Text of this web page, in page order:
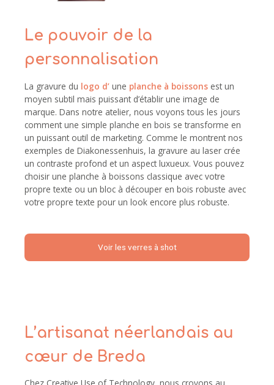
Le pouvoir de la
personnalisation
La gravure du logo d’ une planche à boissons est un
moyen subtil mais puissant d’établir une image de
marque. Dans notre atelier, nous voyons tous les jours
comment une simple planche en bois se transforme en
un puissant outil de marketing. Comme le montrent nos
exemples de Diakonessenhuis, la gravure au laser crée
un contraste profond et un aspect luxueux. Vous pouvez
choisir une planche à boissons classique avec votre
propre texte ou un bloc à découper en bois robuste avec
votre propre texte pour un look encore plus robuste.
Voir les verres à shot
L’artisanat néerlandais au
cœur de Breda